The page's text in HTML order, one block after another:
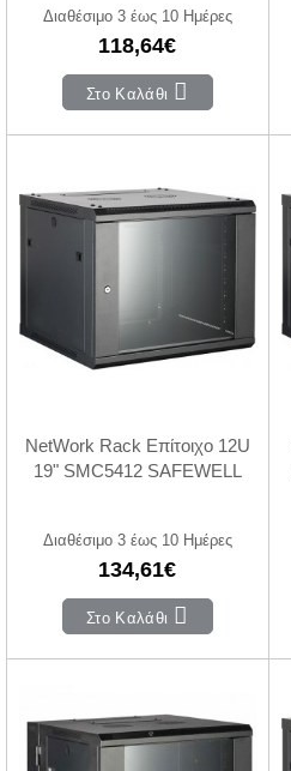
Διαθέσιμο 3 έως 10 Ημέρες
118,64€
Στο Καλάθι
NetWork Rack Επίτοιχο 12U
19" SMC5412 SAFEWELL
Διαθέσιμο 3 έως 10 Ημέρες
134,61€
Στο Καλάθι